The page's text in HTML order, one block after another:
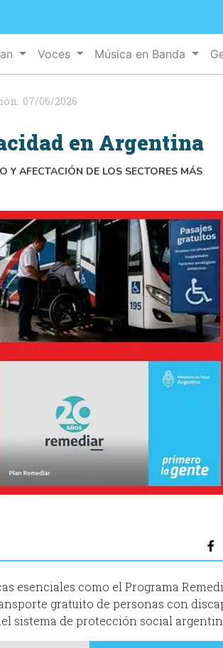
Voces Música en Banda
07/06/2026
en Argentina
Y AFECTACIÓN DE LOS SECTORES MÁS
esenciales como el Programa
gratuito de personas con
sistema de protección social